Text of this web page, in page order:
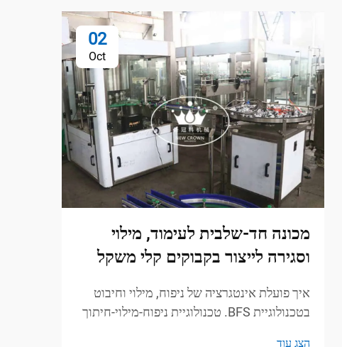
02
Oct
מכונה חד-שלבית לעימוד, מילוי
וסגירה לייצור בקבוקים קלי משקל
איך פועלת אינטגרציה של ניפוח, מילוי וחיבוט
בטכנולוגיית BFS. טכנולוגיית ניפוח-מילוי-חיתוך
הצג עוד